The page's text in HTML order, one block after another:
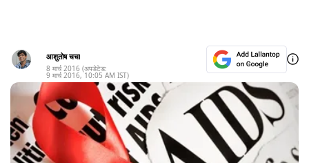
आशुतोष चचा
8 मार्च 2016 (अपडेटेड:
9 मार्च 2016, 10:05 AM IST)